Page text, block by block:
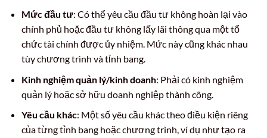
Mức đầu tư: Có thể yêu cầu đầu tư không hoàn lại vào
chính phủ hoặc đầu tư không lấy lãi thông qua một tổ
chức tài chính được ủy nhiệm. Mức này cũng khác nhau
tùy chương trình và tỉnh bang.
Kinh nghiệm quản lý/kinh doanh: Phải có kinh nghiệm
quản lý hoặc sở hữu doanh nghiệp thành công.
Yêu cầu khác: Một số yêu cầu khác theo điều kiện riêng
của từng tỉnh bang hoặc chương trình, ví dụ như tạo ra